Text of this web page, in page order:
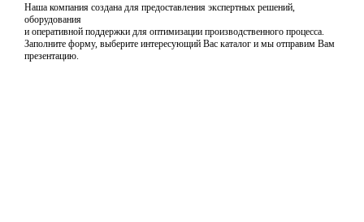
Наша компания создана для предоставления экспертных решений,
оборудования
и оперативной поддержки для оптимизации производственного процесса.
Заполните форму, выберите интересующий Вас каталог и мы отправим Вам
презентацию.